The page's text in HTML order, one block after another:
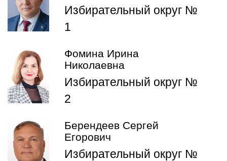
Избирательный округ №
1
Фомина Ирина
Николаевна
Избирательный округ №
2
Берендеев Сергей
Егорович
Избирательный округ №